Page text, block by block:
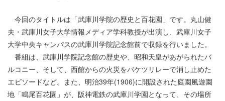
今回のタイトルは「武庫川学院の歴史と百花園」です。丸山健
夫・武庫川女子大学情報メディア学科教授が出演し、武庫川女子
大学中央キャンパスの武庫川学院記念館前で収録を行いました。
番組は、武庫川学院記念館の歴史や、昭和天皇があがられたバ
ルコニー、そして、西館からの火災をバケツリレーで消し止めた
エピソードなど。また、明治39年(1906)に開設された庭園風遊園
地「鳴尾百花園」が、阪神電鉄の武庫川学園となって、その場所